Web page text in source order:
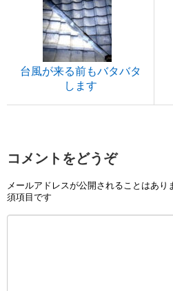
台風が来る前もバタバタ
します
コメントをどうぞ
メールアドレスが公開されることはあり
須項目です